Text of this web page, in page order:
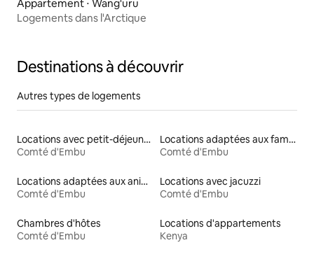
Appartement ⋅ Wang'uru
Logements dans l'Arctique
Destinations à découvrir
Autres types de logements
Locations avec petit-déjeuner
Comté d'Embu
Locations adaptées aux familles
Comté d'Embu
Locations adaptées aux animaux
Comté d'Embu
Locations avec jacuzzi
Comté d'Embu
Chambres d'hôtes
Comté d'Embu
Locations d'appartements
Kenya